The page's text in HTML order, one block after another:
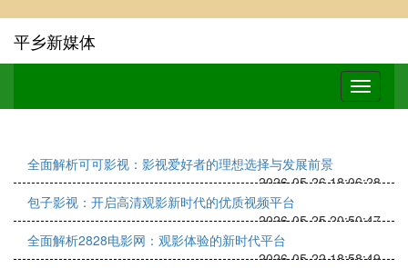
平乡新媒体
全面解析可可影视：影视爱好者的理想选择与发展前景
2026-05-26 18:06:28
包子影视：开启高清观影新时代的优质视频平台
2026-05-25 20:50:47
全面解析2828电影网：观影体验的新时代平台
2026-05-22 18:58:49